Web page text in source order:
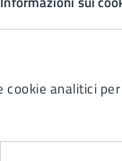
cookie analitici per